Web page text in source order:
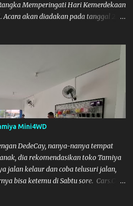
Memperingati Hari Kemerdekaan
akan diadakan pada tanggal 22
Mini4WD
DedeCay, nanya-nanya tempat
dia rekomendasikan toko Tamiya
jalan kelaur dan coba telusuri jalan,
bisa ketemu di Sabtu sore. Cars.Co